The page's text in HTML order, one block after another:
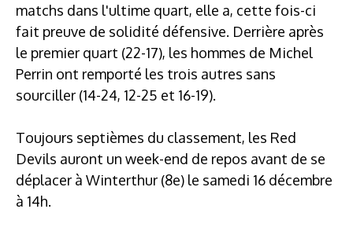
matchs dans l'ultime quart, elle a, cette fois-ci
fait preuve de solidité défensive. Derrière après
le premier quart (22-17), les hommes de Michel
Perrin ont remporté les trois autres sans
sourciller (14-24, 12-25 et 16-19).
Toujours septièmes du classement, les Red
Devils auront un week-end de repos avant de se
déplacer à Winterthur (8e) le samedi 16 décembre
à 14h.